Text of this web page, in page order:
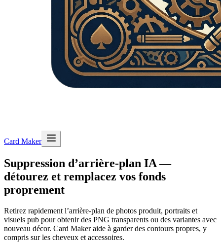
Card Maker
Suppression d’arrière-plan IA —
détourez et remplacez vos fonds
proprement
Retirez rapidement l’arrière-plan de photos produit, portraits et
visuels pub pour obtenir des PNG transparents ou des variantes avec
nouveau décor. Card Maker aide à garder des contours propres, y
compris sur les cheveux et accessoires.